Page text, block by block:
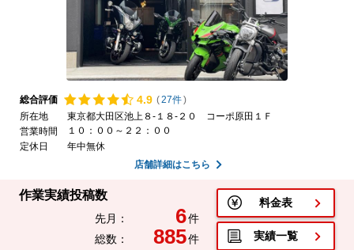
総合評価 4.9 (27件)
所在地
東京都大田区池上８-１８-２０ コーポ原田１Ｆ
営業時間
１０：００～２２：００
定休日
年中無休
店舗詳細はこちら
作業実績投稿数
先月： 6件
総数：
885件
料金表
実績一覧